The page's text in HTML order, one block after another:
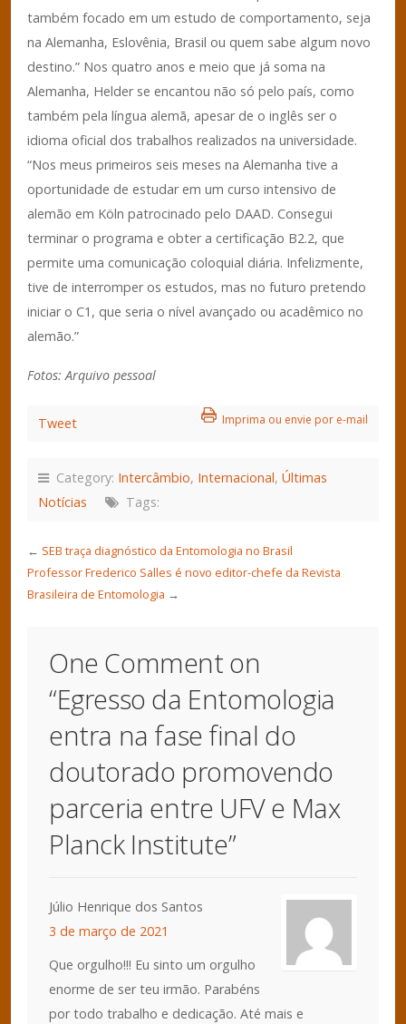
também focado em um estudo de comportamento, seja
na Alemanha, Eslovênia, Brasil ou quem sabe algum novo
destino.” Nos quatro anos e meio que já soma na
Alemanha, Helder se encantou não só pelo país, como
também pela língua alemã, apesar de o inglês ser o
idioma oficial dos trabalhos realizados na universidade.
“Nos meus primeiros seis meses na Alemanha tive a
oportunidade de estudar em um curso intensivo de
alemão em Köln patrocinado pelo DAAD. Consegui
terminar o programa e obter a certificação B2.2, que
permite uma comunicação coloquial diária. Infelizmente,
tive de interromper os estudos, mas no futuro pretendo
iniciar o C1, que seria o nível avançado ou acadêmico no
alemão.”
Fotos: Arquivo pessoal
Imprima ou envie por e-mail
Tweet
Category: Intercâmbio, Internacional, Últimas
Notícias
Tags:
← SEB traça diagnóstico da Entomologia no Brasil
Professor Frederico Salles é novo editor-chefe da Revista
Brasileira de Entomologia →
One Comment on
“Egresso da Entomologia
entra na fase final do
doutorado promovendo
parceria entre UFV e Max
Planck Institute”
Júlio Henrique dos Santos
3 de março de 2021
Que orgulho!!! Eu sinto um orgulho
enorme de ser teu irmão. Parabéns
por todo trabalho e dedicação. Até mais e